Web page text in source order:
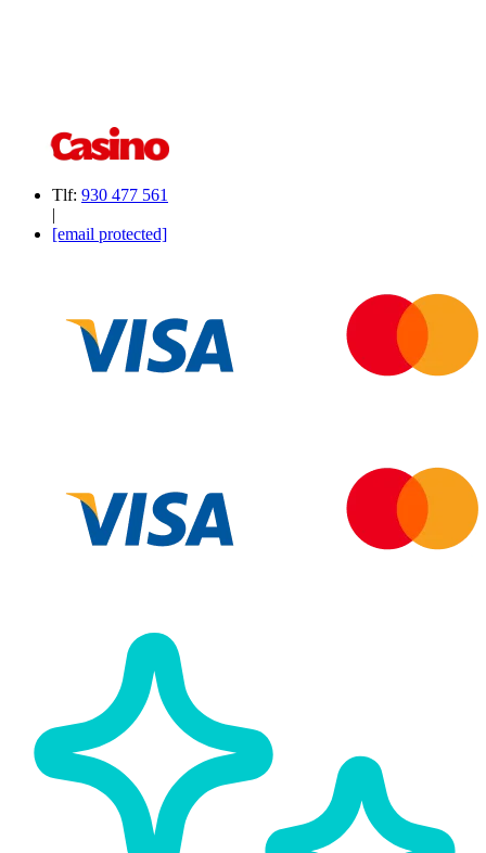
Tlf: 930 477 561
|
[email protected]